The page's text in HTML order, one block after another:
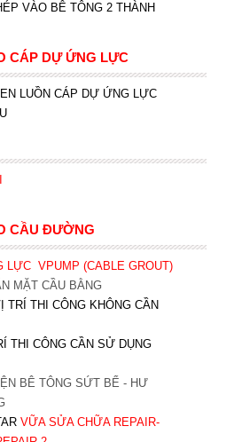
VÀO BÊ TÔNG 2 THÀNH
CÁP DỰ ỨNG LỰC
LUỒN CÁP DỰ ỨNG LỰC
CẦU ĐƯỜNG
LỰC VPUMP (CABLE GROUT)
MẶT CẦU BẰNG
TRÍ THI CÔNG KHÔNG CẦN
THI CÔNG CẦN SỬ DỤNG
BÊ TÔNG SỨT BỂ - HƯ
VỮA SỬA CHỮA REPAIR-